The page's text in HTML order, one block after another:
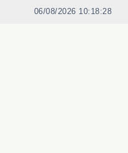
06/08/2026 10:18:29